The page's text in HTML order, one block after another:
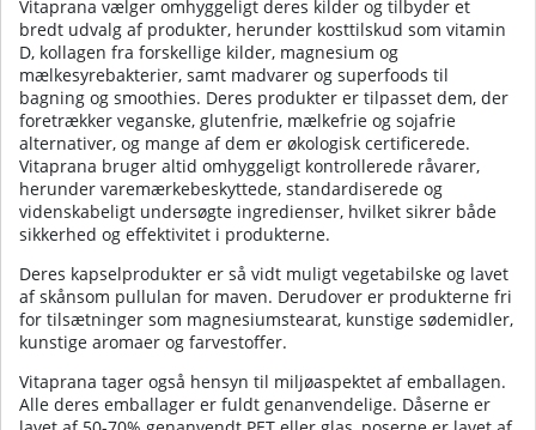
Vitaprana vælger omhyggeligt deres kilder og tilbyder et
bredt udvalg af produkter, herunder kosttilskud som vitamin
D, kollagen fra forskellige kilder, magnesium og
mælkesyrebakterier, samt madvarer og superfoods til
bagning og smoothies. Deres produkter er tilpasset dem, der
foretrækker veganske, glutenfrie, mælkefrie og sojafrie
alternativer, og mange af dem er økologisk certificerede.
Vitaprana bruger altid omhyggeligt kontrollerede råvarer,
herunder varemærkebeskyttede, standardiserede og
videnskabeligt undersøgte ingredienser, hvilket sikrer både
sikkerhed og effektivitet i produkterne.
Deres kapselprodukter er så vidt muligt vegetabilske og lavet
af skånsom pullulan for maven. Derudover er produkterne fri
for tilsætninger som magnesiumstearat, kunstige sødemidler,
kunstige aromaer og farvestoffer.
Vitaprana tager også hensyn til miljøaspektet af emballagen.
Alle deres emballager er fuldt genanvendelige. Dåserne er